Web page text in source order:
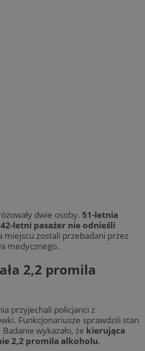
dwie osoby. 51-letnia
letni pasażer nie odnieśli
miejscu zostali przebadani przez
medycznego.
2,2 promila
przyjechali policjanci z
Funkcjonariusze sprawdzili stan
wykazało, że kierująca
2,2 promila alkoholu.